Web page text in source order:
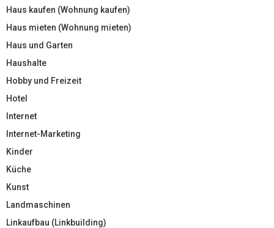
Haus kaufen (Wohnung kaufen)
Haus mieten (Wohnung mieten)
Haus und Garten
Haushalte
Hobby und Freizeit
Hotel
Internet
Internet-Marketing
Kinder
Küche
Kunst
Landmaschinen
Linkaufbau (Linkbuilding)